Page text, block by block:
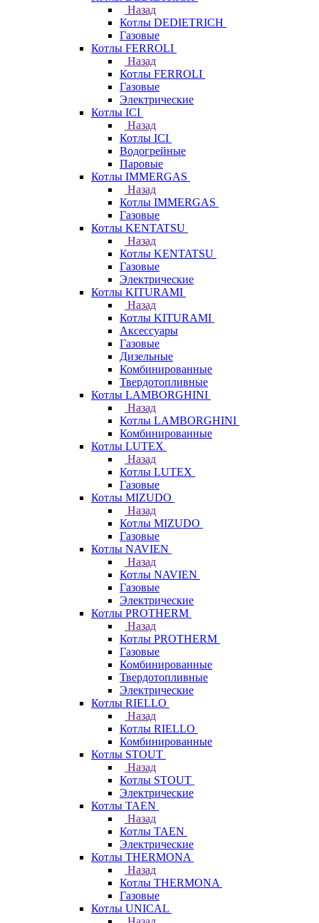
Назад
Котлы DEDIETRICH
Газовые
Котлы FERROLI
Назад
Котлы FERROLI
Газовые
Электрические
Котлы ICI
Назад
Котлы ICI
Водогрейные
Паровые
Котлы IMMERGAS
Назад
Котлы IMMERGAS
Газовые
Котлы KENTATSU
Назад
Котлы KENTATSU
Газовые
Электрические
Котлы KITURAMI
Назад
Котлы KITURAMI
Аксессуары
Газовые
Дизельные
Комбинированные
Твердотопливные
Котлы LAMBORGHINI
Назад
Котлы LAMBORGHINI
Комбинированные
Котлы LUTEX
Назад
Котлы LUTEX
Газовые
Котлы MIZUDO
Назад
Котлы MIZUDO
Газовые
Котлы NAVIEN
Назад
Котлы NAVIEN
Газовые
Электрические
Котлы PROTHERM
Назад
Котлы PROTHERM
Газовые
Комбинированные
Твердотопливные
Электрические
Котлы RIELLO
Назад
Котлы RIELLO
Комбинированные
Котлы STOUT
Назад
Котлы STOUT
Электрические
Котлы TAEN
Назад
Котлы TAEN
Электрические
Котлы THERMONA
Назад
Котлы THERMONA
Газовые
Котлы UNICAL